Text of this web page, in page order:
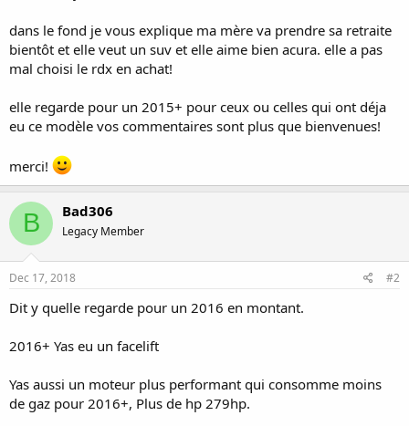
dans le fond je vous explique ma mère va prendre sa retraite
bientôt et elle veut un suv et elle aime bien acura. elle a pas
mal choisi le rdx en achat!
elle regarde pour un 2015+ pour ceux ou celles qui ont déja
eu ce modèle vos commentaires sont plus que bienvenues!
merci!
B Bad306
Legacy Member
Dec 17, 2018 #2
Dit y quelle regarde pour un 2016 en montant.
2016+ Yas eu un facelift
Yas aussi un moteur plus performant qui consomme moins
de gaz pour 2016+, Plus de hp 279hp.